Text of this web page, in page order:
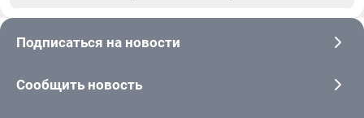
Подписаться на новости
Сообщить новость